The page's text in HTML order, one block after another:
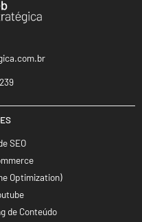
SEO
Optimization)
de Conteúdo